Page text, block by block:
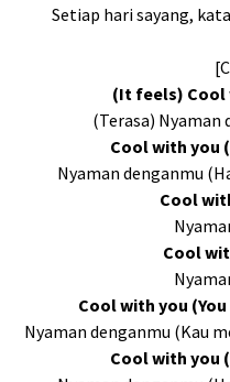
Setiap hari sayang,
(It feels) Cool
(Terasa) Nyaman
Cool with you
Nyaman denganmu
Cool
Cool
Cool with you
Nyaman denganmu (Kau
Cool with you